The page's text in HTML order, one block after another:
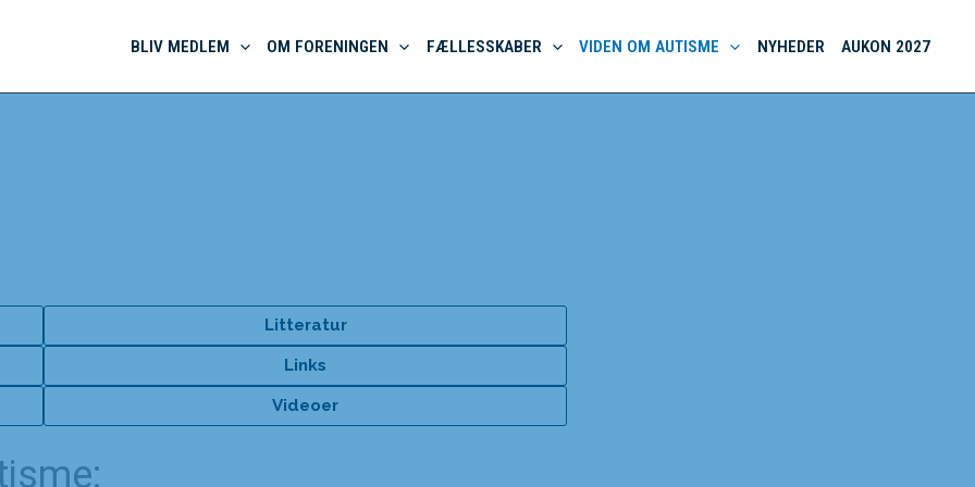
BLIV MEDLEM OM FORENINGEN FÆLLESSKABER VIDEN OM AUTISME NYHEDER AUKON 2027
Litteratur
Links
Videoer